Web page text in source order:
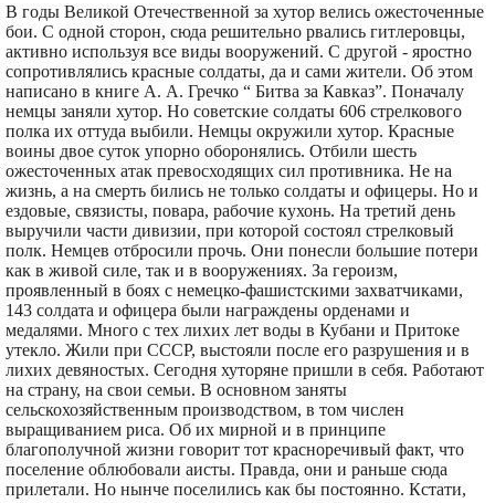
В годы Великой Отечественной за хутор велись ожесточенные
бои. С одной сторон, сюда решительно рвались гитлеровцы,
активно используя все виды вооружений. С другой - яростно
сопротивлялись красные солдаты, да и сами жители. Об этом
написано в книге А. А. Гречко “ Битва за Кавказ”. Поначалу
немцы заняли хутор. Но советские солдаты 606 стрелкового
полка их оттуда выбили. Немцы окружили хутор. Красные
воины двое суток упорно оборонялись. Отбили шесть
ожесточенных атак превосходящих сил противника. Не на
жизнь, а на смерть бились не только солдаты и офицеры. Но и
ездовые, связисты, повара, рабочие кухонь. На третий день
выручили части дивизии, при которой состоял стрелковый
полк. Немцев отбросили прочь. Они понесли большие потери
как в живой силе, так и в вооружениях. За героизм,
проявленный в боях с немецко-фашистскими захватчиками,
143 солдата и офицера были награждены орденами и
медалями. Много с тех лихих лет воды в Кубани и Притоке
утекло. Жили при СССР, выстояли после его разрушения и в
лихих девяностых. Сегодня хуторяне пришли в себя. Работают
на страну, на свои семьи. В основном заняты
сельскохозяйственным производством, в том числен
выращиванием риса. Об их мирной и в принципе
благополучной жизни говорит тот красноречивый факт, что
поселение облюбовали аисты. Правда, они и раньше сюда
прилетали. Но нынче поселились как бы постоянно. Кстати,